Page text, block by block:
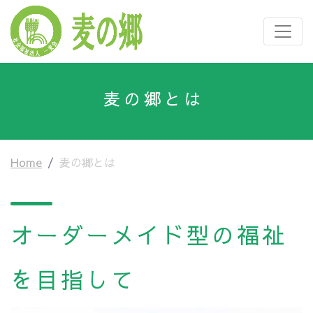
麦の郷とは
Home 麦の郷とは
オーダーメイド型の福祉
を目指して